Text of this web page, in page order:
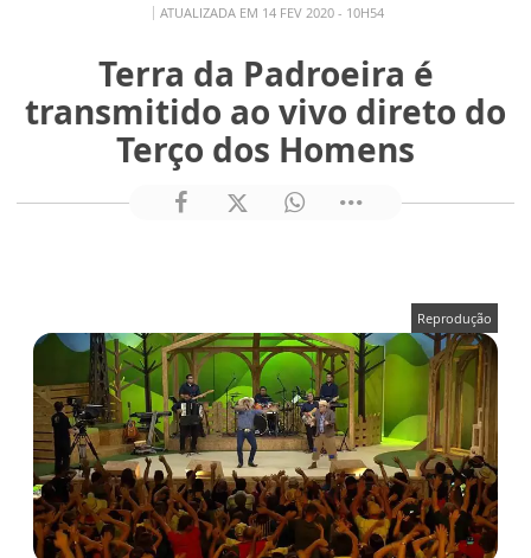
ATUALIZADA EM 14 FEV 2020 - 10H54
Terra da Padroeira é
transmitido ao vivo direto do
Terço dos Homens
Reprodução